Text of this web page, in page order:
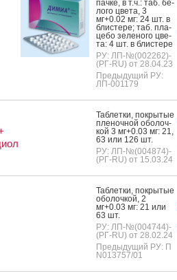
пач­ке, в т.ч.: таб. бе­
лого цве­та, 3
мг+0.02 мг: 24 шт. в
блис­те­ре; таб. пла­
цебо зе­лено­го цве­
та: 4 шт. в блис­те­ре
РУ: ЛП-№(002262)-
(РГ-RU) от 28.04.23
Предыдущий РУ:
ЛП-001179
Таб­летки, пок­ры­тые
пле­ноч­ной обо­лоч­
кой 3 мг+0.03 мг: 21,
63 или 126 шт.
РУ: ЛП-№(004874)-
(РГ-RU) от 15.03.24
Таб­летки, пок­ры­тые
обо­лоч­кой, 2
мг+0.03 мг: 21 или
63 шт.
РУ: ЛП-№(004744)-
(РГ-RU) от 28.02.24
Предыдущий РУ: П
N013757/01